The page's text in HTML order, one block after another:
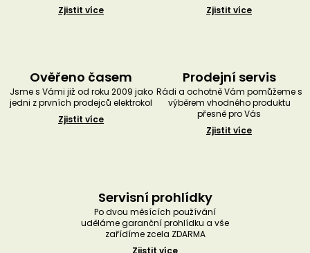
Zjistit více
Zjistit více
Ověřeno časem
Jsme s Vámi již od roku 2009 jako
jedni z prvních prodejců elektrokol
Zjistit více
Prodejní servis
Rádi a ochotně Vám pomůžeme s
výběrem vhodného produktu
přesně pro Vás
Zjistit více
Servisní prohlídky
Po dvou měsících používání
uděláme garanční prohlídku a vše
zařídíme zcela ZDARMA
Zjistit více